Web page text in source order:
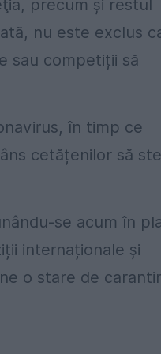
precum şi restul
nu este exclus
sau competiții să
în timp ce
cetățenilor să
se acum în
internaționale și
o stare de